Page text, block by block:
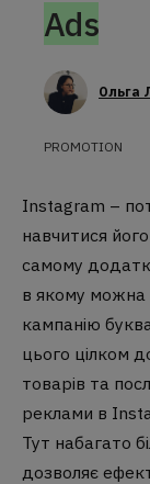
Ads
Ольга
PROMOTION
Instagram –
навчитися
самому
в якому можна
кампанію
цього цілком
товарів та
реклами в
Тут набагато
дозволяє